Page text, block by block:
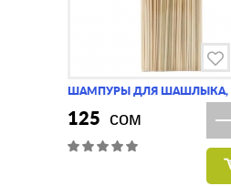
ШАМПУРЫ ДЛЯ ШАШЛЫКА,
125 сом